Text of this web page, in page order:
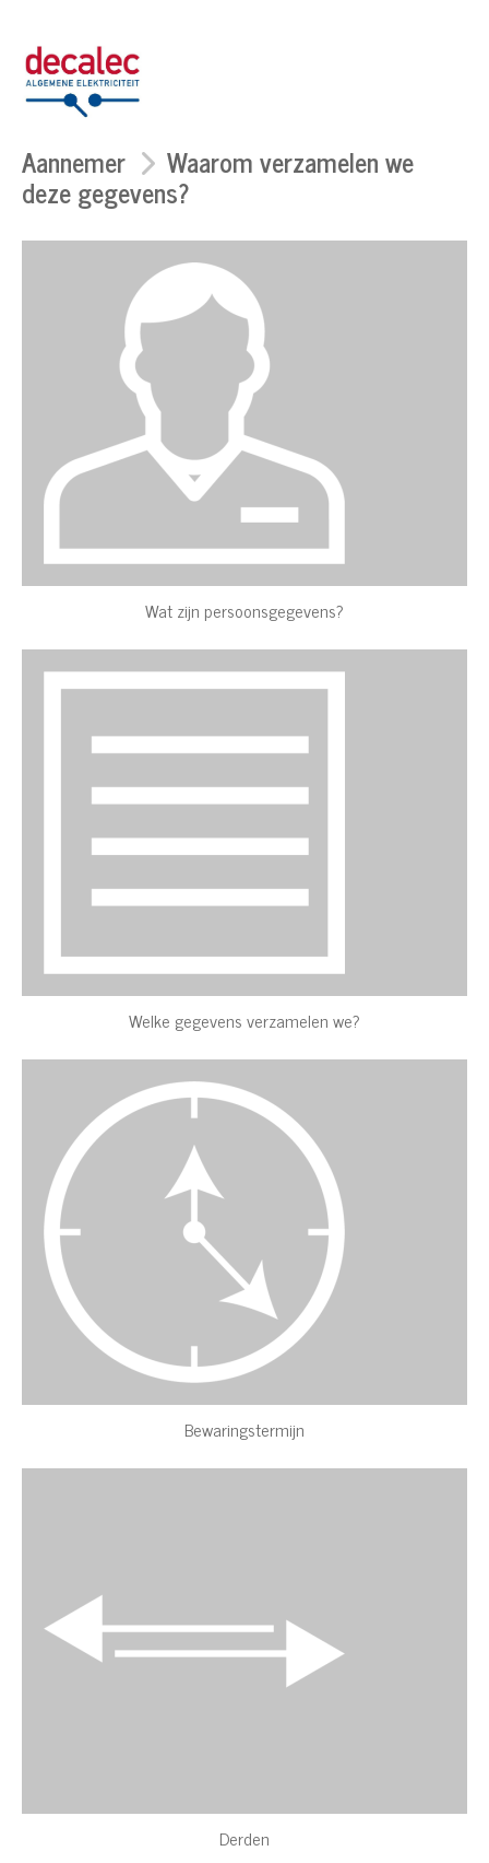
Aannemer Waarom verzamelen we
deze gegevens?
Wat zijn persoonsgegevens?
Welke gegevens verzamelen we?
Bewaringstermijn
Derden